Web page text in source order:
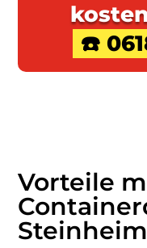
☎️
Vorteile
Steinheim